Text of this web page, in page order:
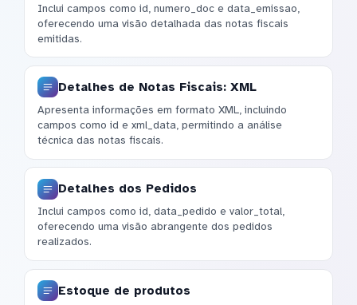
Inclui campos como id, numero_doc e data_emissao,
oferecendo uma visão detalhada das notas fiscais
emitidas.
Detalhes de Notas Fiscais: XML
Apresenta informações em formato XML, incluindo
campos como id e xml_data, permitindo a análise
técnica das notas fiscais.
Detalhes dos Pedidos
Inclui campos como id, data_pedido e valor_total,
oferecendo uma visão abrangente dos pedidos
realizados.
Estoque de produtos